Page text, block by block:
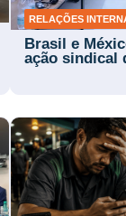
RELAÇÕES
Brasil e
ação sindical